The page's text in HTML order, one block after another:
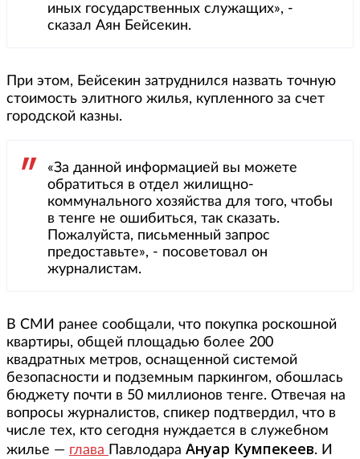
иных государственных служащих», -
сказал Аян Бейсекин.
При этом, Бейсекин затруднился назвать точную
стоимость элитного жилья, купленного за счет
городской казны.
«За данной информацией вы можете
обратиться в отдел жилищно-
коммунального хозяйства для того, чтобы
в тенге не ошибиться, так сказать.
Пожалуйста, письменный запрос
предоставьте», - посоветовал он
журналистам.
В СМИ ранее сообщали, что покупка роскошной
квартиры, общей площадью более 200
квадратных метров, оснащенной системой
безопасности и подземным паркингом, обошлась
бюджету почти в 50 миллионов тенге. Отвечая на
вопросы журналистов, спикер подтвердил, что в
числе тех, кто сегодня нуждается в служебном
жилье — глава Павлодара Ануар Кумпекеев. И